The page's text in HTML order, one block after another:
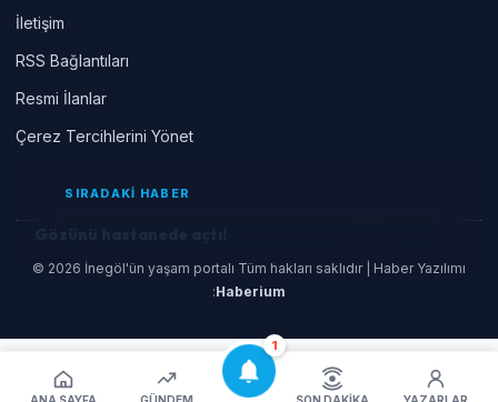
1
İletişim
RSS Bağlantıları
Resmi İlanlar
Çerez Tercihlerini Yönet
© 2026 İnegöl'ün yaşam portalı Tüm hakları saklıdır | Haber Yazılımı
:Haberium
SIRADAKİ HABER